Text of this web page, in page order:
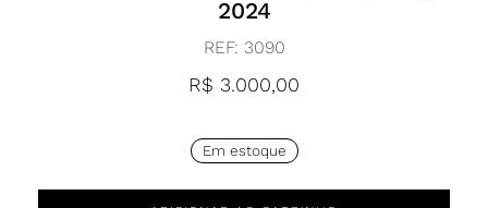
2024
REF: 3090
R$ 3.000,00
Em estoque